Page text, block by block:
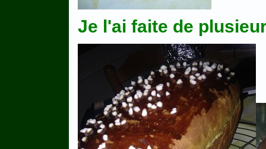
Je l'ai faite de